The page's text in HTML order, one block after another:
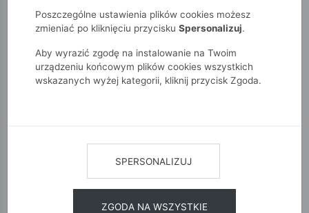
Poszczególne ustawienia plików cookies możesz
zmieniać po kliknięciu przycisku Spersonalizuj.
Aby wyrazić zgodę na instalowanie na Twoim
urządzeniu końcowym plików cookies wszystkich
wskazanych wyżej kategorii, kliknij przycisk Zgoda.
SPERSONALIZUJ
ZGODA NA WSZYSTKIE